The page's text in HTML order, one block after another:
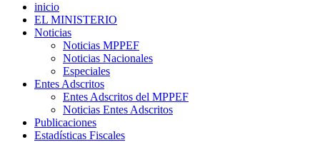
inicio
EL MINISTERIO
Noticias
Noticias MPPEF
Noticias Nacionales
Especiales
Entes Adscritos
Entes Adscritos del MPPEF
Noticias Entes Adscritos
Publicaciones
Estadísticas Fiscales